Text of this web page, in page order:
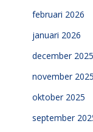
februari 2026
januari 2026
december 2025
november 2025
oktober 2025
september